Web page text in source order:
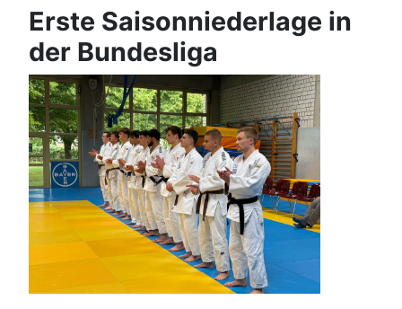
Erste Saisonniederlage in
der Bundesliga